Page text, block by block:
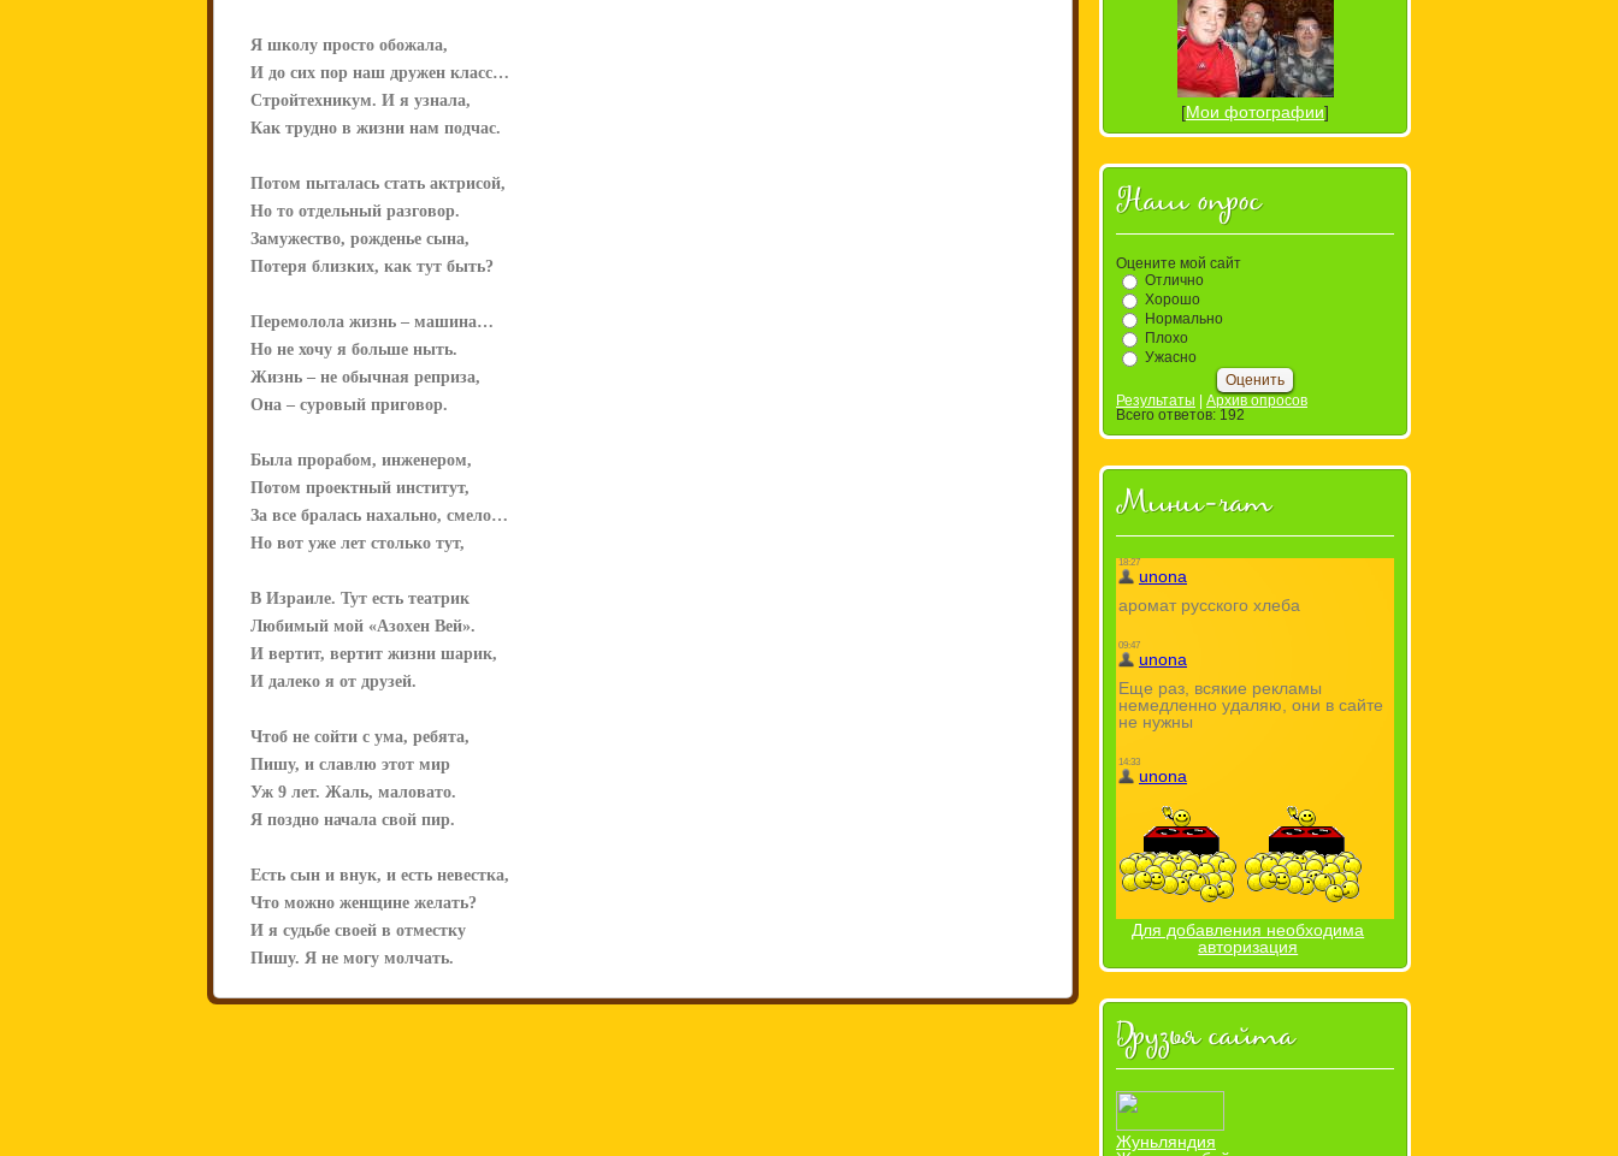
Я школу просто обожала,
И до сих пор наш дружен класс…
Стройтехникум. И я узнала,
Как трудно в жизни нам подчас.
Потом пыталась стать актрисой,
Но то отдельный разговор.
Замужество, рожденье сына,
Потеря близких, как тут быть?
Перемолола жизнь – машина…
Но не хочу я больше ныть.
Жизнь – не обычная реприза,
Она – суровый приговор.
Была прорабом, инженером,
Потом проектный институт,
За все бралась нахально, смело…
Но вот уже лет столько тут,
В Израиле. Тут есть театрик
Любимый мой «Азохен Вей».
И вертит, вертит жизни шарик,
И далеко я от друзей.
Чтоб не сойти с ума, ребята,
Пишу, и славлю этот мир
Уж 9 лет. Жаль, маловато.
Я поздно начала свой пир.
Есть сын и внук, и есть невестка,
Что можно женщине желать?
И я судьбе своей в отместку
Пишу. Я не могу молчать.
[Мои фотографии]
Наш опрос
Оцените мой сайт
Отлично
Хорошо
Нормально
Плохо
Ужасно
Результаты
Архив опросов
Всего ответов: 192
Мини-чат
Для добавления необходима
авторизация
Друзья сайта
Жуньляндия